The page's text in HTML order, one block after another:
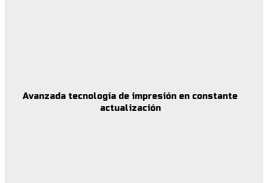
Avanzada tecnología de impresión en constante
actualización